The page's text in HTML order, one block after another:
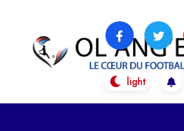
content
OL Ang'Elles
Le coeur du football féminin